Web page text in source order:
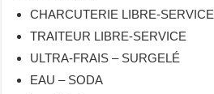
CHARCUTERIE LIBRE-SERVICE
TRAITEUR LIBRE-SERVICE
ULTRA-FRAIS – SURGELÉ
EAU – SODA